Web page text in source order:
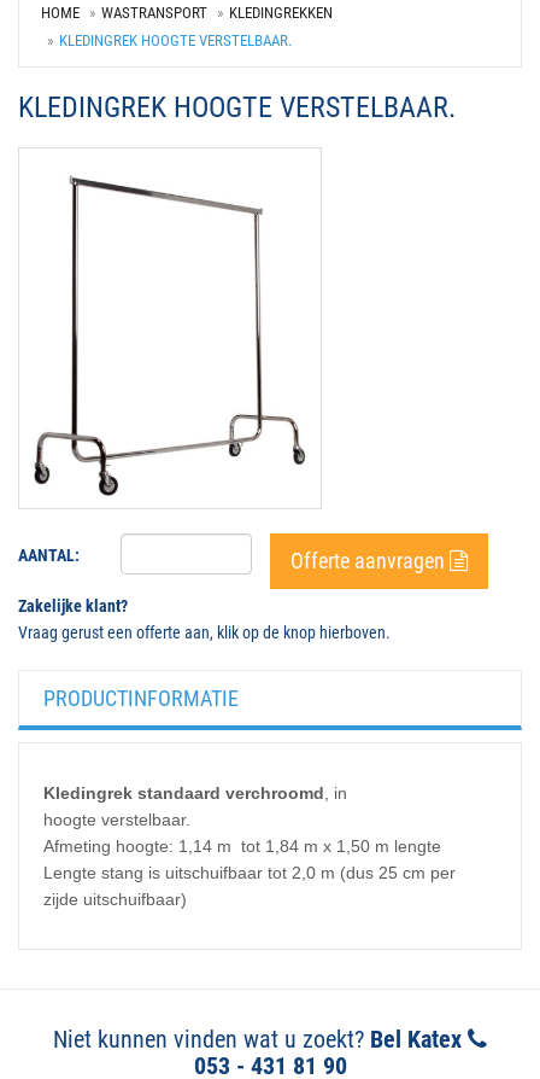
HOME WASTRANSPORT
KLEDINGREKKEN
KLEDINGREK HOOGTE VERSTELBAAR.
KLEDINGREK HOOGTE VERSTELBAAR.
AANTAL: Offerte aanvragen
Zakelijke klant?
Vraag gerust een offerte aan, klik op de knop hierboven.
PRODUCTINFORMATIE
Kledingrek standaard verchroomd , in
hoogte verstelbaar.
Afmeting hoogte: 1,14 m tot 1,84 m x 1,50 m lengte
Lengte stang is uitschuifbaar tot 2,0 m (dus 25 cm per
zijde uitschuifbaar)
Niet kunnen vinden wat u zoekt? Bel Katex
053 - 431 81 90